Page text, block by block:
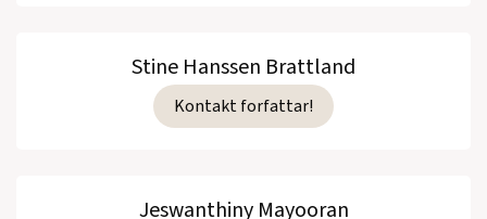
Stine Hanssen Brattland
Kontakt forfattar!
Jeswanthiny Mayooran